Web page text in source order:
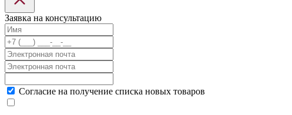
Заявка на консультацию
Cогласие на получение списка новых товаров